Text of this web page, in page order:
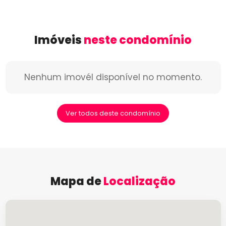
Imóveisneste condomínio
Nenhum imovél disponível no momento.
Ver todos deste condomínio
Mapa deLocalização